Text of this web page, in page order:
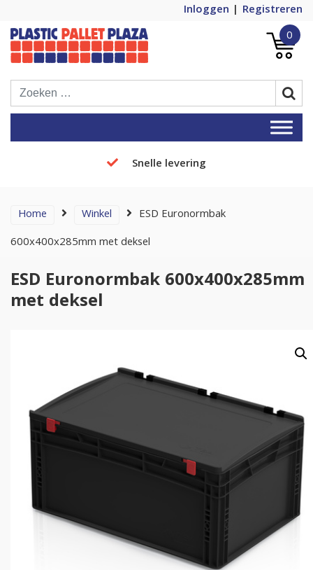
Inloggen
Registreren
Plastic Pallet Plaza
Plastic Pallets Plaza, de nummer 1 in
Europa!
0
Snelle levering
Home Winkel
ESD Euronormbak
600x400x285mm met deksel
ESD Euronormbak 600x400x285mm
met deksel